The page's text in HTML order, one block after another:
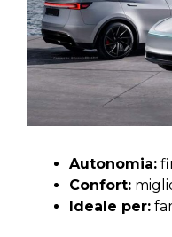
Autonomia:
Confort:
Ideale per: